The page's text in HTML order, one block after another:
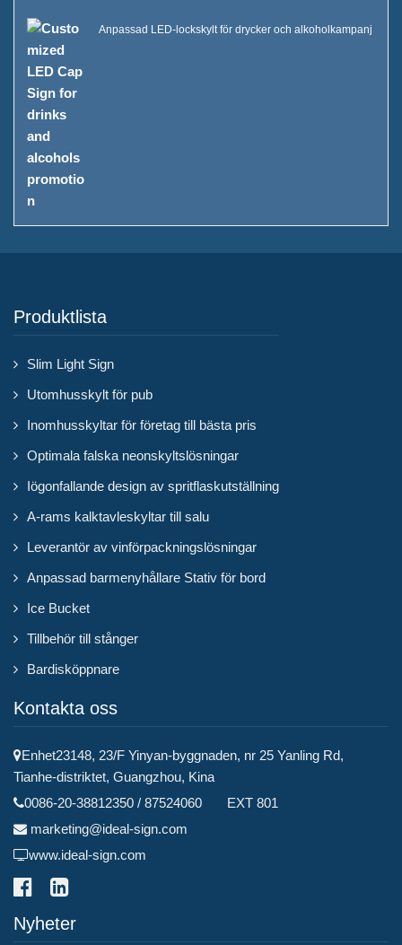
Anpassad LED-lockskylt för drycker och alkoholkampanj
Produktlista
Slim Light Sign
Utomhusskylt för pub
Inomhusskyltar för företag till bästa pris
Optimala falska neonskyltslösningar
Iögonfallande design av spritflaskutställning
A-rams kalktavleskyltar till salu
Leverantör av vinförpackningslösningar
Anpassad barmenyhållare Stativ för bord
Ice Bucket
Tillbehör till stånger
Bardisköppnare
Kontakta oss
Enhet23148, 23/F Yinyan-byggnaden, nr 25 Yanling Rd,
Tianhe-distriktet, Guangzhou, Kina
0086-20-38812350 / 87524060 EXT 801
marketing@ideal-sign.com
www.ideal-sign.com
Nyheter